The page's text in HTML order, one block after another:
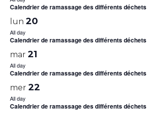
Calendrier de ramassage des différents déchets
lun 20
All day
Calendrier de ramassage des différents déchets
mar 21
All day
Calendrier de ramassage des différents déchets
mer 22
All day
Calendrier de ramassage des différents déchets